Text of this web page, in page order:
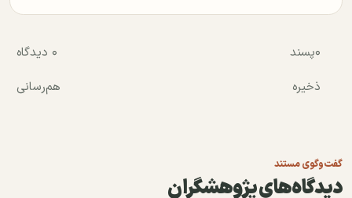
۰پسند
۰ دیدگاه
ذخیره
هم‌رسانی
گفت‌وگوی مستند
دیدگاه‌های پژوهشگران